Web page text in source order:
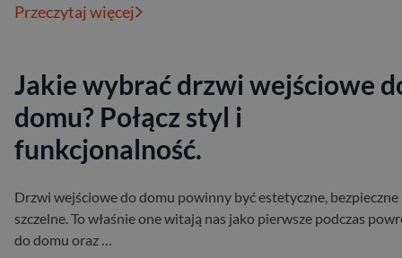
Przeczytaj więcej
Jakie wybrać drzwi wejściowe
domu? Połącz styl i
funkcjonalność.
Drzwi wejściowe do domu powinny być estetyczne, bezpieczne
szczelne. To właśnie one witają nas jako pierwsze podczas
do domu oraz …